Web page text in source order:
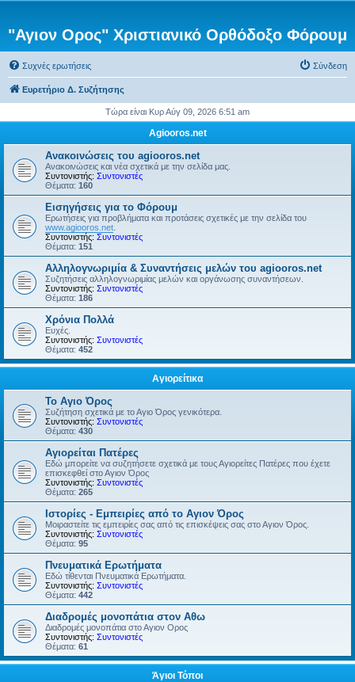
"Αγιον Ορος" Χριστιανικό Ορθόδοξο Φόρουμ
Συχνές ερωτήσεις Σύνδεση
Ευρετήριο Δ. Συζήτησης
Τώρα είναι Κυρ Αύγ 09, 2026 6:51 am
Agiooros.net
Ανακοινώσεις του agiooros.net
Ανακοινώσεις και νέα σχετικά με την σελίδα μας.
Συντονιστής: Συντονιστές
Θέματα: 160
Εισηγήσεις για το Φόρουμ
Ερωτήσεις για προβλήματα και προτάσεις σχετικές με την σελίδα του
www.agiooros.net
Συντονιστής: Συντονιστές
Θέματα: 151
Αλληλογνωριμία & Συναντήσεις μελών του agiooros.net
Συζητήσεις αλληλογνωριμίας μελών και οργάνωσης συναντήσεων.
Συντονιστής: Συντονιστές
Θέματα: 186
Χρόνια Πολλά
Ευχές.
Συντονιστής: Συντονιστές
Θέματα: 452
Αγιορείτικα
Το Αγιο Όρος
Συζήτηση σχετικά με το Αγιο Όρος γενικότερα.
Συντονιστής: Συντονιστές
Θέματα: 430
Αγιορείται Πατέρες
Εδώ μπορείτε να συζητήσετε σχετικά με τους Αγιορείτες Πατέρες που έχετε
επισκεφθεί στο Αγιον Όρος
Συντονιστής: Συντονιστές
Θέματα: 265
Ιστορίες - Εμπειρίες από το Αγιον Όρος
Μοιραστείτε τις εμπειρίες σας από τις επισκέψεις σας στο Αγιον Όρος.
Συντονιστής: Συντονιστές
Θέματα: 95
Πνευματικά Ερωτήματα
Εδώ τίθενται Πνευματικά Ερωτήματα.
Συντονιστής: Συντονιστές
Θέματα: 442
Διαδρομές μονοπάτια στον Αθω
Διαδρομές μονοπάτια στο Αγιον Ορος
Συντονιστής: Συντονιστές
Θέματα: 61
Άγιοι Τόποι